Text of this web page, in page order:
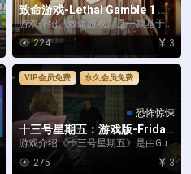
致命游戏-Lethal Gamble 1 We
rewolf Puzzle
游戏介绍《致命游戏》是一款基于狼
人杀规则的悬疑推理情感作品。一群
大学生意外来到了...
224 3
VIP会员免费 永久会员免费
恐怖惊悚
十三号星期五：游戏版-Friday
the 13th: The Game
游戏介绍《十三号星期五》是由Gun
Meidia制作的一款根据经典同名恐怖
电影所...
275 3